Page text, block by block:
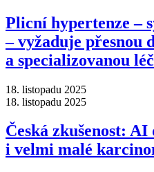
Plicní hypertenze –⁠
–⁠ vyžaduje přesnou
a specializovanou
18. listopadu 2025
18. listopadu 2025
Česká zkušenost:
i velmi malé